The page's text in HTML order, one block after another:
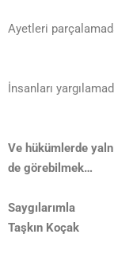
Ayetleri
İnsanları
Ve hükümlerde
de görebilmek…
Saygılarımla
Taşkın Koçak